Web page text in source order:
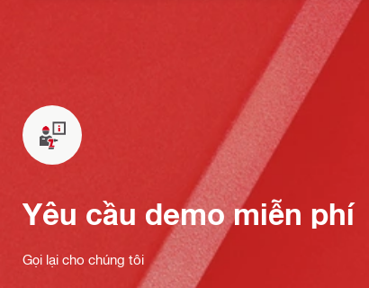
Yêu cầu demo miễn phí
Gọi lại cho chúng tôi